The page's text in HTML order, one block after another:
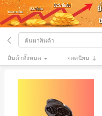
สินค้าทั้งหมด ยอดนิยม